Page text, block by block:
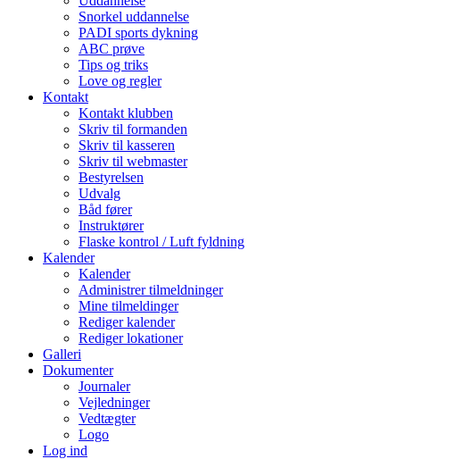
Snorkel uddannelse
PADI sports dykning
ABC prøve
Tips og triks
Love og regler
Kontakt
Kontakt klubben
Skriv til formanden
Skriv til kasseren
Skriv til webmaster
Bestyrelsen
Udvalg
Båd fører
Instruktører
Flaske kontrol / Luft fyldning
Kalender
Kalender
Administrer tilmeldninger
Mine tilmeldinger
Rediger kalender
Rediger lokationer
Galleri
Dokumenter
Journaler
Vejledninger
Vedtægter
Logo
Log ind